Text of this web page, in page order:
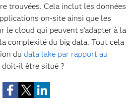
trouvées. Cela inclut les données
on-site ainsi que les
le cloud qui peuvent s'adapter à la
complexité du big data. Tout cela
du data lake par rapport au
doit-il être situé ?
cloud
newsletter